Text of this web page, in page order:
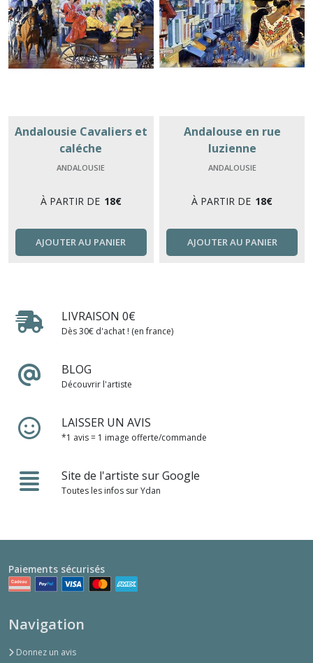
Andalousie Cavaliers et
caléche
ANDALOUSIE
À PARTIR DE 18€
AJOUTER AU PANIER
Andalouse en rue
luzienne
ANDALOUSIE
À PARTIR DE 18€
AJOUTER AU PANIER
LIVRAISON 0€
Dès 30€ d'achat ! (en france)
BLOG
Découvrir l'artiste
LAISSER UN AVIS
*1 avis = 1 image offerte/commande
Site de l'artiste sur Google
Toutes les infos sur Ydan
Paiements sécurisés
Navigation
Donnez un avis